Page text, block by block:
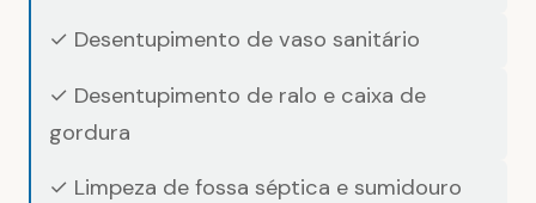
✓ Desentupimento de vaso sanitário
✓ Desentupimento de ralo e caixa de
gordura
✓ Limpeza de fossa séptica e sumidouro